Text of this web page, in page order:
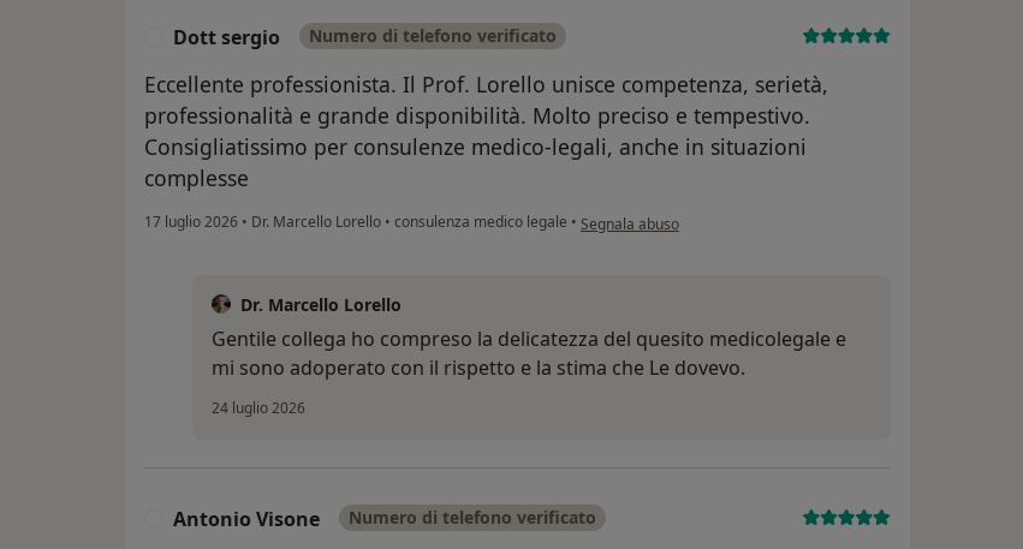
Dott sergio Numero di telefono verificato
Eccellente professionista. Il Prof. Lorello unisce competenza, serietà,
professionalità e grande disponibilità. Molto preciso e tempestivo.
Consigliatissimo per consulenze medico-legali, anche in situazioni
complesse
17 luglio 2026 • Dr. Marcello Lorello • consulenza medico legale • secondo l'opinione dell'utente Dott sergio
Segnala abuso
Dr. Marcello Lorello
Gentile collega ho compreso la delicatezza del quesito medicolegale e
mi sono adoperato con il rispetto e la stima che Le dovevo.
24 luglio 2026
Antonio Visone Numero di telefono verificato